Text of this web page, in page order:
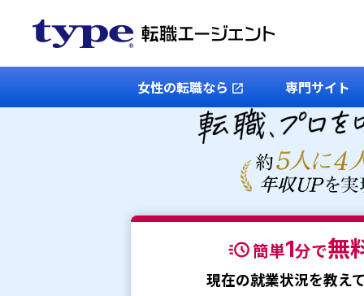
女性の転職なら 専門サイト
簡単1分で無
現在の就業状況を教え